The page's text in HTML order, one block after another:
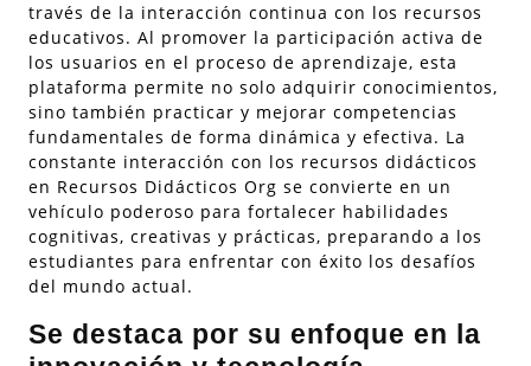
través de la interacción continua con los recursos
educativos. Al promover la participación activa de
los usuarios en el proceso de aprendizaje, esta
plataforma permite no solo adquirir conocimientos,
sino también practicar y mejorar competencias
fundamentales de forma dinámica y efectiva. La
constante interacción con los recursos didácticos
en Recursos Didácticos Org se convierte en un
vehículo poderoso para fortalecer habilidades
cognitivas, creativas y prácticas, preparando a los
estudiantes para enfrentar con éxito los desafíos
del mundo actual.
Se destaca por su enfoque en la